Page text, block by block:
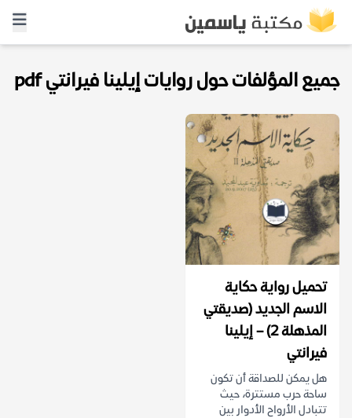
جميع المؤلفات حول روايات إيلينا فيرانتي pdf
تحميل رواية حكاية
الاسم الجديد (صديقتي
المذهلة ٢) – إيلينا
فيرانتي
هل يمكن للصداقة أن تكون
ساحة حرب مستترة، حيث
تتبادل الأرواح الأدوار بين